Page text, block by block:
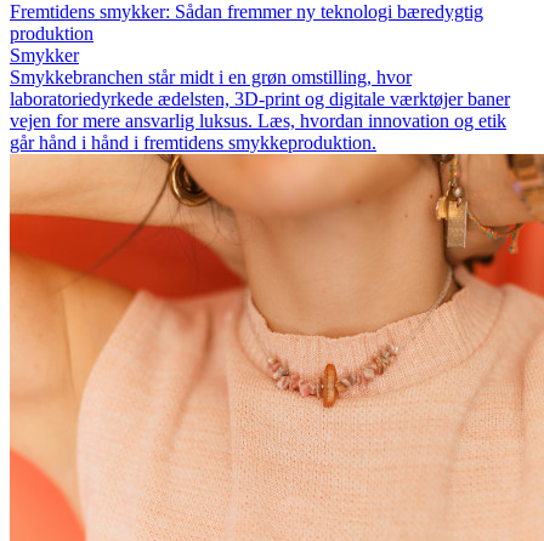
Fremtidens smykker: Sådan fremmer ny teknologi bæredygtig
produktion
Smykker
Smykkebranchen står midt i en grøn omstilling, hvor
laboratoriedyrkede ædelsten, 3D-print og digitale værktøjer baner
vejen for mere ansvarlig luksus. Læs, hvordan innovation og etik
går hånd i hånd i fremtidens smykkeproduktion.